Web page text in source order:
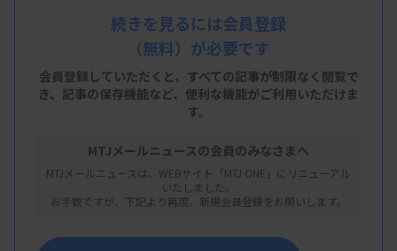
ルにあわせ、AI音声の読み上げ機能もパワーアッ
プ！ 耳だけで最新情報をキャッチし、多忙な毎日
でも無理なくニュースに触れられます。
続きを見るには会員登録
（無料）が必要です
会員登録していただくと、すべての記事が制限なく閲覧で
き、 記事の保存機能など、便利な機能がご利用いただけま
す。
MTJメールニュースの会員のみなさまへ
MTJメールニュースは、WEBサイト「MTJ ONE」にリニューアル
いたしました。
お手数ですが、下記より再度、新規会員登録をお願いします。